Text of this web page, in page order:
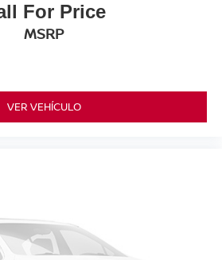
For Price
MSRP
VER VEHÍCULO